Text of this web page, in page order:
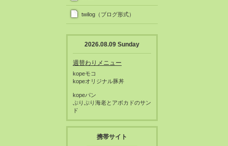
twilog（ブログ形式）
2026.08.09 Sunday
週替わりメニュー
kopeモコ
kopeオリジナル豚丼
kopeパン
ぷりぷり海老とアボカドのサン
ド
携帯サイト